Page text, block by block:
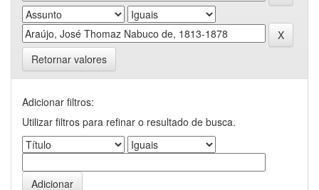
Retornar valores
Adicionar filtros:
Utilizar filtros para refinar o resultado de busca.